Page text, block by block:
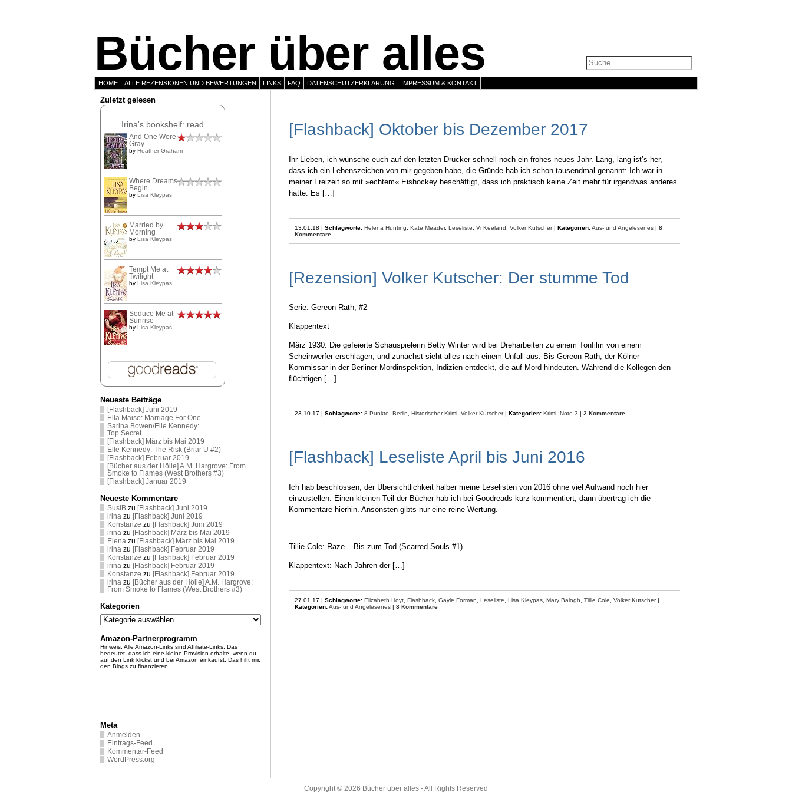
Bücher über alles
HOME ALLE REZENSIONEN UND BEWERTUNGEN LINKS FAQ DATENSCHUTZERKLÄRUNG IMPRESSUM & KONTAKT
Zuletzt gelesen
Irina's bookshelf: read
And One Wore
Gray
by Heather Graham
Where Dreams
Begin
by Lisa Kleypas
Married by
Morning
by Lisa Kleypas
Tempt Me at
Twilight
by Lisa Kleypas
Seduce Me at
Sunrise
by Lisa Kleypas
Neueste Beiträge
[Flashback] Juni 2019
Ella Maise: Marriage For One
Sarina Bowen/Elle Kennedy:
Top Secret
[Flashback] März bis Mai 2019
Elle Kennedy: The Risk (Briar U #2)
[Flashback] Februar 2019
[Bücher aus der Hölle] A.M. Hargrove: From
Smoke to Flames (West Brothers #3)
[Flashback] Januar 2019
Neueste Kommentare
SusiB zu [Flashback] Juni 2019
irina zu [Flashback] Juni 2019
Konstanze zu [Flashback] Juni 2019
irina zu [Flashback] März bis Mai 2019
Elena zu [Flashback] März bis Mai 2019
irina zu [Flashback] Februar 2019
Konstanze zu [Flashback] Februar 2019
irina zu [Flashback] Februar 2019
Konstanze zu [Flashback] Februar 2019
irina zu [Bücher aus der Hölle] A.M. Hargrove:
From Smoke to Flames (West Brothers #3)
Kategorien
Kategorien
Amazon-Partnerprogramm
Hinweis: Alle Amazon-Links sind Affiliate-Links. Das
bedeutet, dass ich eine kleine Provision erhalte, wenn du
auf den Link klickst und bei Amazon einkaufst. Das hilft mir,
den Blogs zu finanzieren.
Meta
Anmelden
Eintrags-Feed
Kommentar-Feed
WordPress.org
[Flashback] Oktober bis Dezember 2017
Ihr Lieben, ich wünsche euch auf den letzten Drücker schnell noch ein frohes neues Jahr. Lang, lang ist’s her,
dass ich ein Lebenszeichen von mir gegeben habe, die Gründe hab ich schon tausendmal genannt: Ich war in
meiner Freizeit so mit »echtem« Eishockey beschäftigt, dass ich praktisch keine Zeit mehr für irgendwas anderes
hatte. Es […]
13.01.18 | Schlagworte: Helena Hunting Kate Meader, Leseliste Vi Keeland Volker Kutscher| Kategorien:Aus- und Angelesenes | 8
Kommentare
[Rezension] Volker Kutscher: Der stumme Tod
Serie: Gereon Rath, #2
Klappentext
März 1930. Die gefeierte Schauspielerin Betty Winter wird bei Dreharbeiten zu einem Tonfilm von einem
Scheinwerfer erschlagen, und zunächst sieht alles nach einem Unfall aus. Bis Gereon Rath, der Kölner
Kommissar in der Berliner Mordinspektion, Indizien entdeckt, die auf Mord hindeuten. Während die Kollegen den
flüchtigen […]
23.10.17 | Schlagworte: 8 Punkte Berlin Historischer Krimi Volker Kutscher| Kategorien: Krimi, Note 3 | 2 Kommentare
[Flashback] Leseliste April bis Juni 2016
Ich hab beschlossen, der Übersichtlichkeit halber meine Leselisten von 2016 ohne viel Aufwand noch hier
einzustellen. Einen kleinen Teil der Bücher hab ich bei Goodreads kurz kommentiert; dann übertrag ich die
Kommentare hierhin. Ansonsten gibts nur eine reine Wertung.
Tillie Cole: Raze – Bis zum Tod (Scarred Souls #1)
Klappentext: Nach Jahren der […]
27.01.17 | Schlagworte: Elizabeth Hoyt Flashback Gayle Forman Leseliste Lisa Kleypas Mary Balogh Tillie Cole Volker Kutscher|
Kategorien:Aus- und Angelesenes | 8 Kommentare
Copyright © 2026 Bücher über alles - All Rights Reserved